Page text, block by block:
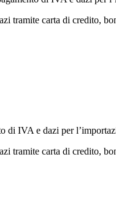
tramite carta di credito,
IVA e dazi per
tramite carta di credito,